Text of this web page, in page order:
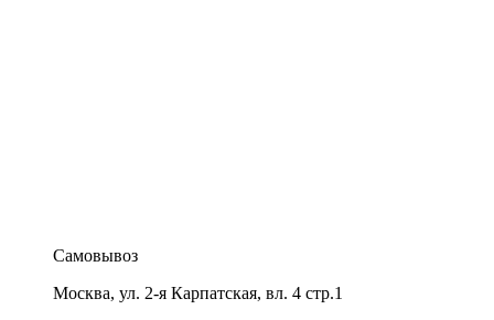
Самовывоз
Москва, ул. 2-я Карпатская, вл. 4 стр.1